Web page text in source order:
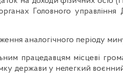
Головного
аналогічного періоду
працедавцям місцеві
держави у нелегкий